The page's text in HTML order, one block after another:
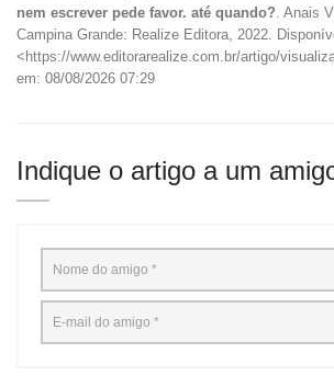
nem escrever pede favor. até quando? . Anais
Campina Grande: Realize Editora, 2022.
<https://www.editorarealize.com.br/artigo/
em: 08/08/2026 07:29
Indique o artigo a um